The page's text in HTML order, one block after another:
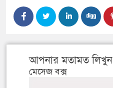
আপনার মতামত লিখুন
মেসেজ বক্স